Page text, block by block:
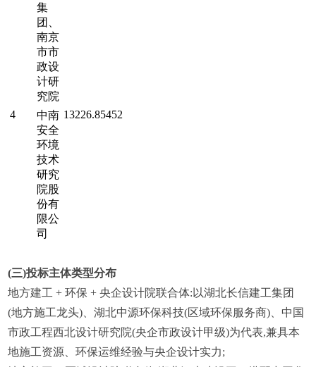
集
团、
南京
市市
政设
计研
究院
4
中南
安全
环境
技术
研究
院股
份有
限公
司
13226.85452
(三)投标主体类型分布
地方建工 + 环保 + 央企设计院联合体:以湖北长信建工集团
(地方施工龙头)、湖北中源环保科技(区域环保服务商)、中国
市政工程西北设计研究院(央企市政设计甲级)为代表,兼具本
地施工资源、环保运维经验与央企设计实力;